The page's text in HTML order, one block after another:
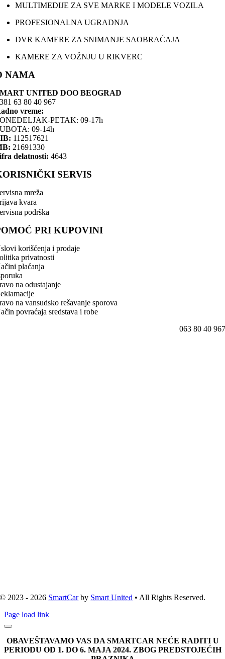
MULTIMEDIJE ZA SVE MARKE I MODELE VOZILA
PROFESIONALNA UGRADNJA
DVR KAMERE ZA SNIMANJE SAOBRAĆAJA
KAMERE ZA VOŽNJU U RIKVERC
NAMA
UNITED DOO BEOGRAD
63 80 40 967
vreme:
PETAK: 09-17h
09-14h
112517621
21691330
delatnosti: 4643
SERVIS
mreža
kvara
podrška
PRI KUPOVINI
korišćenja i prodaje
privatnosti
plaćanja
na odustajanje
na vansudsko rešavanje sporova
povraćaja sredstava i robe
063 80 40 967
© 2023 - 2026 SmartCarby Smart United • All Rights Reserved.
Page load link
OBAVEŠTAVAMO VAS DA SMARTCAR NEĆE RADITI U
PERIODU OD 1. DO 6. MAJA 2024. ZBOG PREDSTOJEĆIH